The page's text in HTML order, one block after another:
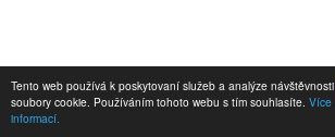
Tento web používá k poskytovaní služeb a analýze návštěvnosti
soubory cookie. Používáním tohoto webu s tím souhlasíte. Více
informací.